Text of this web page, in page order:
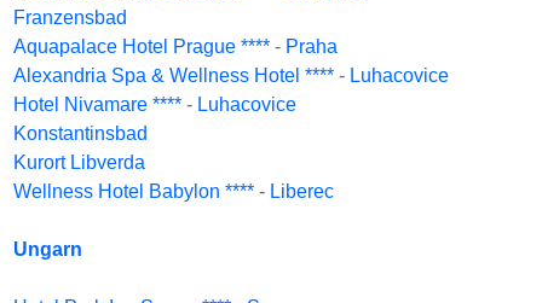
Franzensbad
Aquapalace Hotel Prague **** - Praha
Alexandria Spa & Wellness Hotel **** - Luhacovice
Hotel Nivamare **** - Luhacovice
Konstantinsbad
Kurort Libverda
Wellness Hotel Babylon **** - Liberec
Ungarn